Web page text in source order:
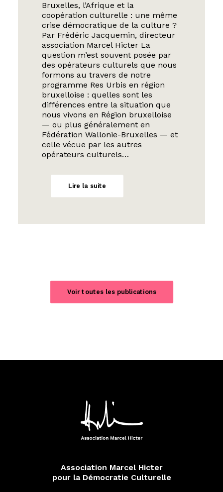
Bruxelles, l’Afrique et la
coopération culturelle : une même
crise démocratique de la culture ?
Par Frédéric Jacquemin, directeur
association Marcel Hicter La
question m’est souvent posée par
des opérateurs culturels que nous
formons au travers de notre
programme Res Urbis en région
bruxelloise : quelles sont les
différences entre la situation que
nous vivons en Région bruxelloise
— ou plus généralement en
Fédération Wallonie-Bruxelles — et
celle vécue par les autres
opérateurs culturels…
Lire la suite
Voir toutes les publications
Association Marcel Hicter
pour la Démocratie Culturelle